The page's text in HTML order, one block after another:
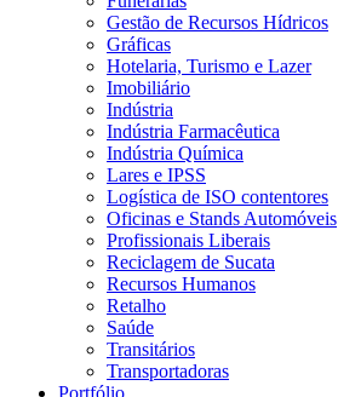
Gestão de Recursos Hídricos
Gráficas
Hotelaria, Turismo e Lazer
Imobiliário
Indústria
Indústria Farmacêutica
Indústria Química
Lares e IPSS
Logística de ISO contentores
Oficinas e Stands Automóveis
Profissionais Liberais
Reciclagem de Sucata
Recursos Humanos
Retalho
Saúde
Transitários
Transportadoras
Portfólio